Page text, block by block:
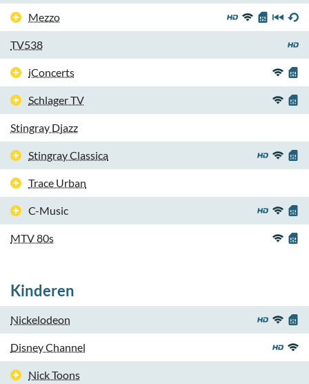
Mezzo
TV538
iConcerts
Schlager TV
Stingray Djazz
Stingray Classica
Trace Urban
C-Music
MTV 80s
Kinderen
Nickelodeon
Disney Channel
Nick Toons